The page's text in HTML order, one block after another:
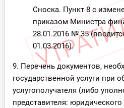
Сноска. Пункт 8 с
приказом Министра
28.01.2016 № 35
01.03.2016).
9. Перечень документов,
государственной услуги при
услугополучателя (либо
представителя: